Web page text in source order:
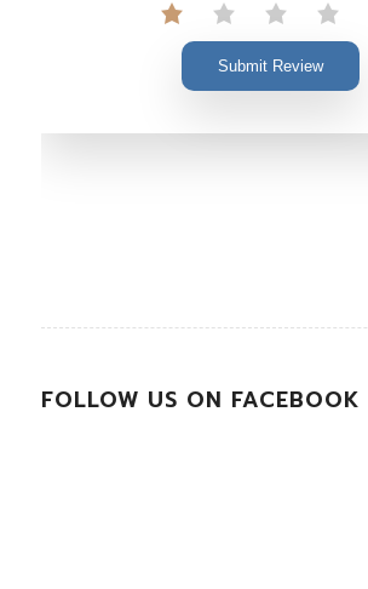
Submit Review
FOLLOW US ON FACEBOOK